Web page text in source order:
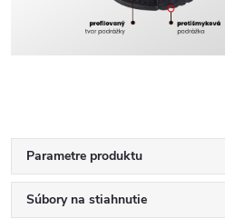
Parametre produktu
Súbory na stiahnutie